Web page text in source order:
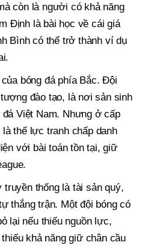
còn là người có khả năng
Định là bài học về cái giá
Bình có thể trở thành ví dụ
bóng đá phía Bắc. Đội
đào tạo, là nơi sản sinh
Việt Nam. Nhưng ở cấp
thế lực tranh chấp danh
với bài toán tồn tại, giữ
thống là tài sản quý,
thắng trận. Một đội bóng có
lại nếu thiếu nguồn lực,
khả năng giữ chân cầu